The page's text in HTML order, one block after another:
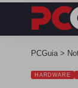
PCGuia >
HARDWARE